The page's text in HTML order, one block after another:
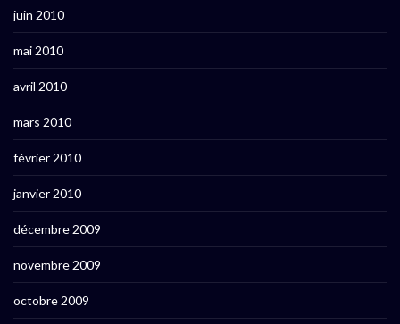
juin 2010
mai 2010
avril 2010
mars 2010
février 2010
janvier 2010
décembre 2009
novembre 2009
octobre 2009